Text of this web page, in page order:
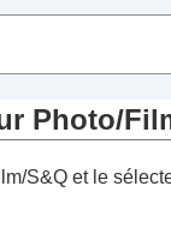
fournis
Photo/
S&Q et le